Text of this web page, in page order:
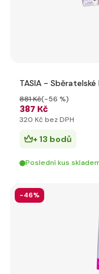
TASIA -
387 Kč
881 Kč(-56 %)
320 Kč bez DPH
+ 13 bodů
Poslední kus
-46%